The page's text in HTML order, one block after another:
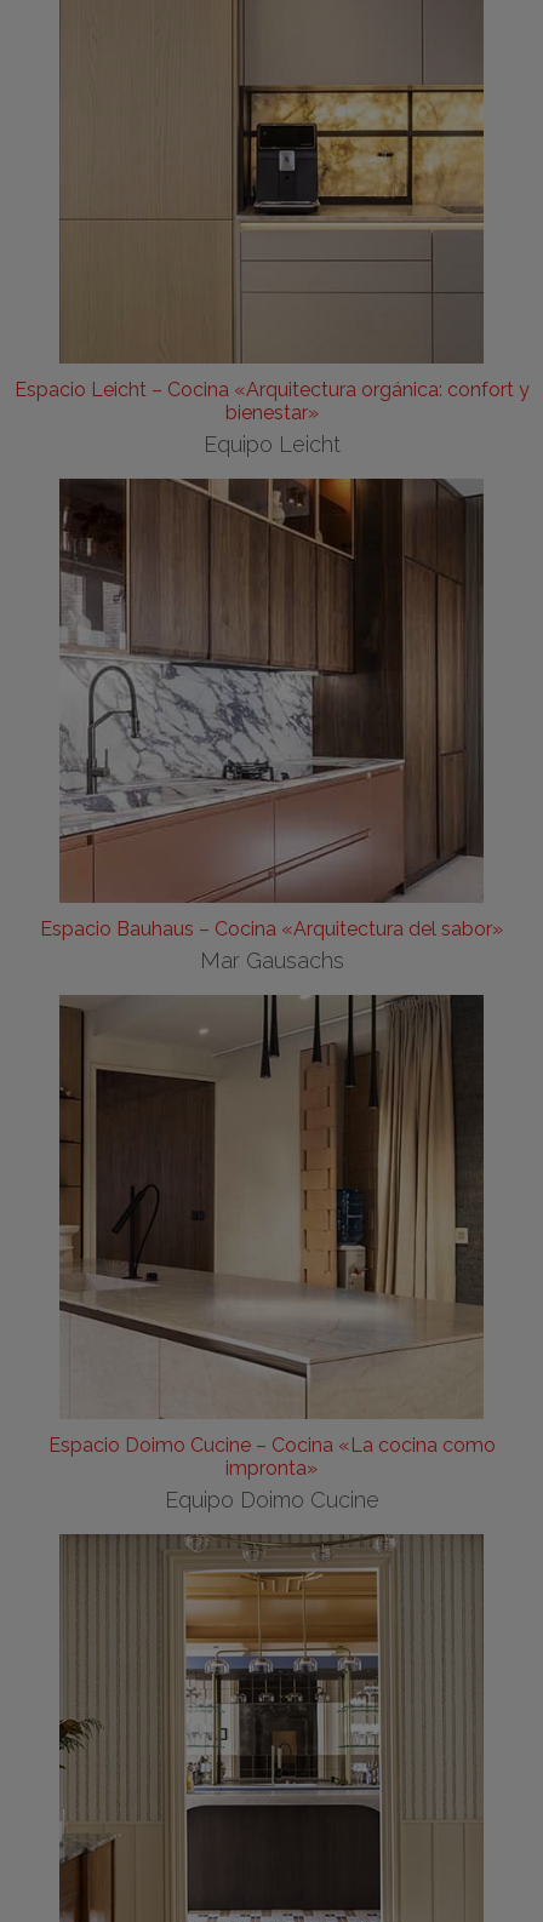
Espacio Leicht – Cocina «Arquitectura orgánica: confort y
bienestar»
Equipo Leicht
Espacio Bauhaus – Cocina «Arquitectura del sabor»
Mar Gausachs
Espacio Doimo Cucine – Cocina «La cocina como
impronta»
Equipo Doimo Cucine